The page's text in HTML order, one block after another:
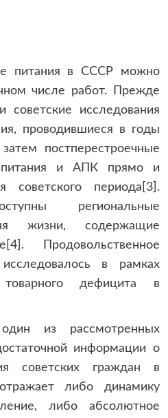
питания в СССР можно
числе работ. Прежде
советские исследования
проводившиеся в годы
постперестроечные
и АПК прямо и
советского периода[3].
региональные
жизни, содержащие
Продовольственное
в рамках
дефицита в
из рассмотренных
информации о
советских граждан в
либо динамику
либо абсолютное